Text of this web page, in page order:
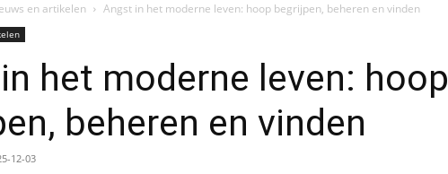
en artikelen Angst in het moderne leven: hoop begrijpen, beheren en vinden
het moderne leven: hoop
beheren en vinden
12-03